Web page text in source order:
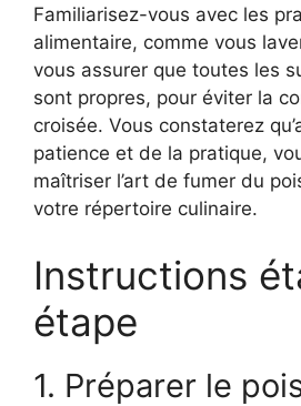
Familiarisez-vous avec les
alimentaire, comme vous
vous assurer que toutes les
sont propres, pour éviter la
croisée. Vous constaterez
patience et de la pratique,
maîtriser l’art de fumer du
votre répertoire culinaire.
Instructions
étape
1. Préparer le